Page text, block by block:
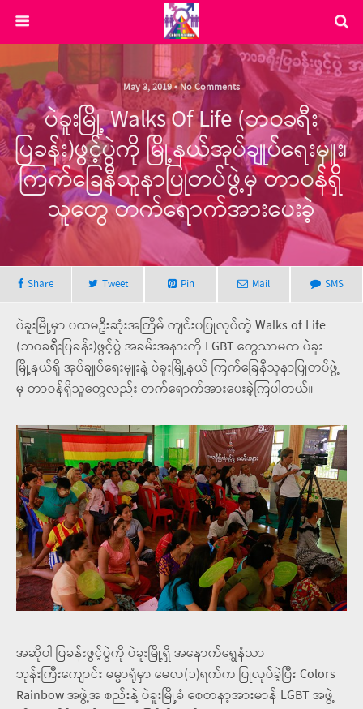
May 3, 2019 • No Comments
ပဲခူးမြို့ Walks Of Life (ဘဝခရီး
ပြခန်း)ဖွင့်ပွဲကို မြို့နယ်အုပ်ချုပ်ရေးမှူး၊
ကြက်ခြေနီသူနာပြုတပ်ဖွဲ့မှ တာဝန်ရှိ
သူတွေ တက်ရောက်အားပေးခဲ့
Share Tweet Pin Mail SMS
ပဲခူးမြို့မှာ ပထမဦးဆုံးအကြိမ် ကျင်းပပြုလုပ်တဲ့ Walks of Life
(ဘဝခရီးပြခန်း)ဖွင့်ပွဲ အခမ်းအနားကို LGBT တွေသာမက ပဲခူး
မြို့နယ်ရှိ အုပ်ချုပ်ရေးမှူးနဲ့ ပဲခူးမြို့နယ် ကြက်ခြေနီသူနာပြုတပ်ဖွဲ့
မှ တာဝန်ရှိသူတွေလည်း တက်ရောက်အားပေးခဲ့ကြပါတယ်။
အဆိုပါ ပြခန်းဖွင့်ပွဲကို ပဲခူးမြို့ရှိ အနောက်ရွှေနံသာ
ဘုန်းကြီးကျောင်း ဓမ္မာရုံမှာ မေလ(၁)ရက်က ပြုလုပ်ခဲ့ပြီး Colors
Rainbow အဖွဲ့အ စည်းနဲ့ ပဲခူးမြို့ခံ စေတနာ့အားမာန် LGBT အဖွဲ့